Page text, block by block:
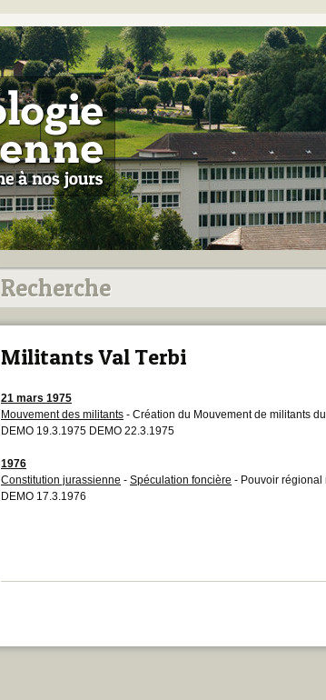
Militants Val Terbi
21 mars 1975
Mouvement des militants - Création du Mouvement de militants
DEMO 19.3.1975 DEMO 22.3.1975
1976
Constitution jurassienne - Spéculation foncière - Pouvoir régional
DEMO 17.3.1976